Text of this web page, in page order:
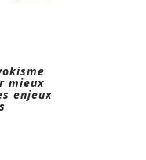
mieux
enjeux